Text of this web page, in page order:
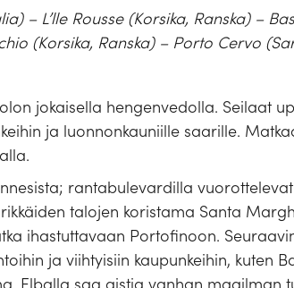
– L’lle Rousse (Korsika, Ranska) –
(Korsika, Ranska) – Porto Cervo
jokaisella hengenvedolla. Seilaat
ja luonnonkauniille saarille.
rantabulevardilla
talojen koristama Santa
ihastuttavaan Portofinoon.
ja viihtyisiin kaupunkeihin, kuten